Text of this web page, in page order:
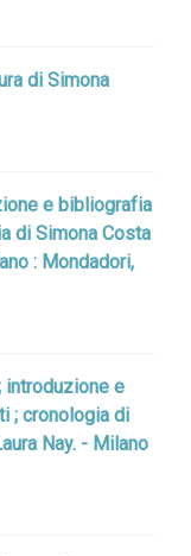
di Simona
e bibliografia
di Simona Costa
: Mondadori,
e
; cronologia di
Nay. - Milano